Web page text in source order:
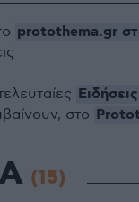
protothema.gr
Ειδήσεις
στο
(15)